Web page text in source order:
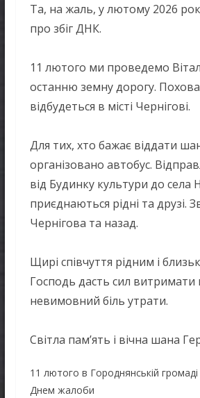
Та, на жаль, у лютому 2026
про збіг ДНК.
11 лютого ми проведемо
останню земну дорогу.
відбудеться в місті Чернігові.
Для тих, хто бажає віддати
організовано автобус.
від Будинку культури до села
приєднаються рідні та друзі.
Чернігова та назад.
Щирі співчуття рідним і
Господь дасть сил витримати
невимовний біль утрати.
Світла пам’ять і вічна шана
11 лютого в Городнянській
Днем жалоби